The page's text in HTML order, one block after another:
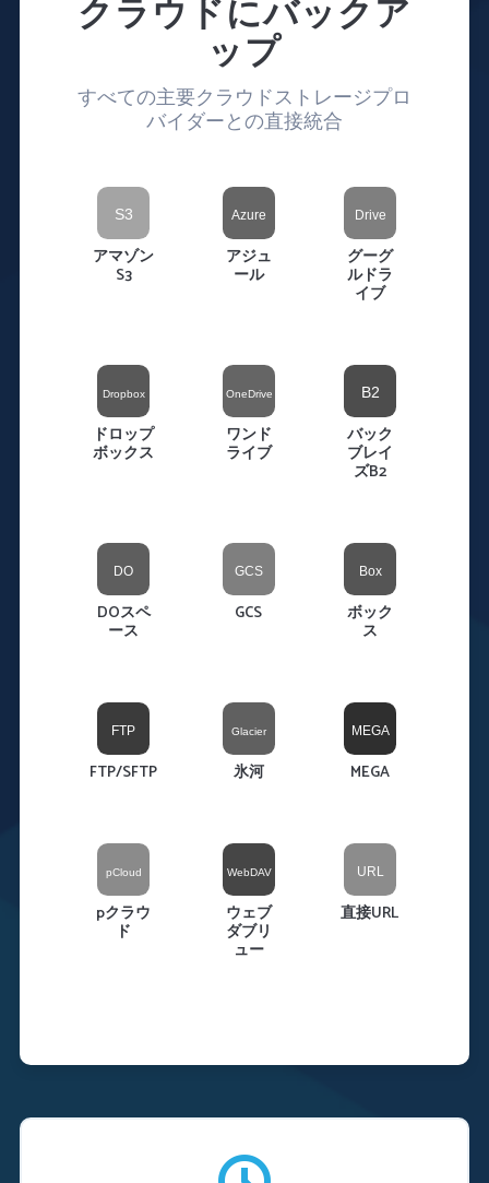
クラウドにバックア
ップ
すべての主要クラウドストレージプロ
バイダーとの直接統合
アマゾン
S3
アジュ
ール
グーグ
ルドラ
イブ
ドロップ
ボックス
ワンド
ライブ
バック
ブレイ
ズB2
DOスペ
ース
GCS ボック
ス
FTP/SFTP 氷河 MEGA
pクラウ
ド
ウェブ
ダブリ
ュー
直接URL